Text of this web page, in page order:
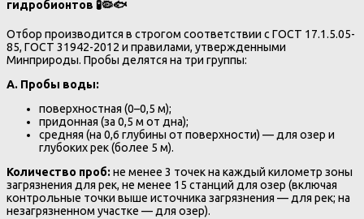
гидробионтов 🧪🦠🐟
Отбор производится в строгом соответствии с ГОСТ 17.1.5.05-
85, ГОСТ 31942-2012 и правилами, утвержденными
Минприроды. Пробы делятся на три группы:
А. Пробы воды:
поверхностная (0–0,5 м);
придонная (за 0,5 м от дна);
средняя (на 0,6 глубины от поверхности) — для озер и
глубоких рек (более 5 м).
Количество проб:не менее 3 точек на каждый километр зоны
загрязнения для рек, не менее 15 станций для озер (включая
контрольные точки выше источника загрязнения — для рек; на
незагрязненном участке — для озер).